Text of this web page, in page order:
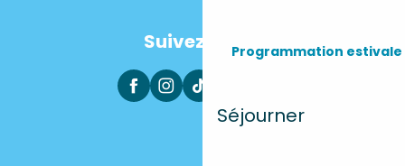
Programmation estivale
Séjourner
Suivez-nous